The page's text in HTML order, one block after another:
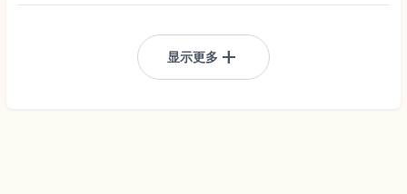
显示更多 add